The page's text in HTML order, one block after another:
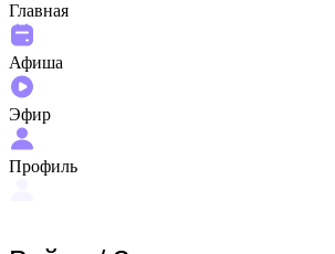
Главная
Афиша
Эфир
Профиль